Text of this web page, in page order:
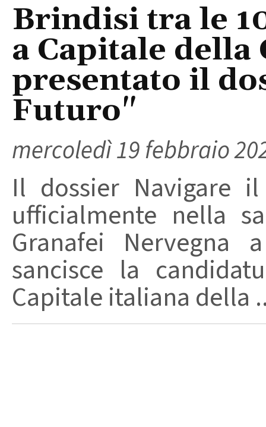
Brindisi tra le
a Capitale della
presentato il
Futuro"
mercoledì 19 febbraio
Il dossier Navigare
ufficialmente nella
Granafei
sancisce la
Capitale italiana della